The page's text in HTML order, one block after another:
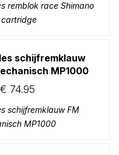
remblok race Shimano
cartridge
schijfremklauw
MP1000
€ 74.95
schijfremklauw FM
MP1000